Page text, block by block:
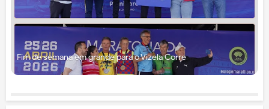
Fim de semana em grande para o Vizela Corre